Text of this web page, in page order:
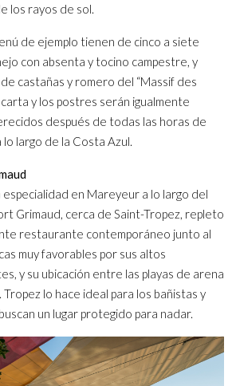
los rayos de sol.
de ejemplo tienen de cinco a siete
con absenta y tocino campestre, y
castañas y romero del “Massif des
carta y los postres serán igualmente
después de todas las horas de
largo de la Costa Azul.
especialidad en Mareyeur a lo largo del
Grimaud, cerca de Saint-Tropez, repleto
restaurante contemporáneo junto al
muy favorables por sus altos
y su ubicación entre las playas de arena
lo hace ideal para los bañistas y
un lugar protegido para nadar.